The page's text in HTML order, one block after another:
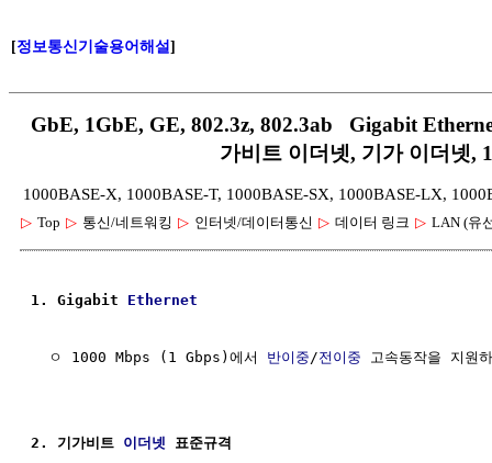
[정보통신기술용어해설]
GbE, 1GbE, GE, 802.3z, 802.3ab Gigabit
가비트 이더넷, 기가 이더넷,
1000BASE-X, 1000BASE-T, 1000BASE-SX, 1000BASE-LX,
▷ Top ▷ 통신/네트워킹 ▷ 인터넷/데이터통신 ▷ 데이터 링크 ▷ LAN (유
1. Gigabit Ethernet
  ㅇ 1000 Mbps (1 Gbps)에서
반이중 /전이중 고속동작을 지원
2. 기가비트 이더넷 표준규격